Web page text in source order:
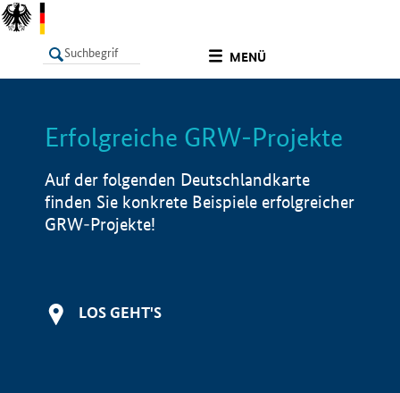
MENÜ
LISTE Info
Erfolgreiche GRW-Projekte
Auf der folgenden Deutschlandkarte
finden Sie konkrete Beispiele erfolgreicher
GRW-Projekte!
LOS GEHT'S